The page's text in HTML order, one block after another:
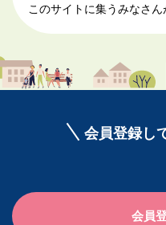
このサイトに集うみなさ
会員登録し
会員